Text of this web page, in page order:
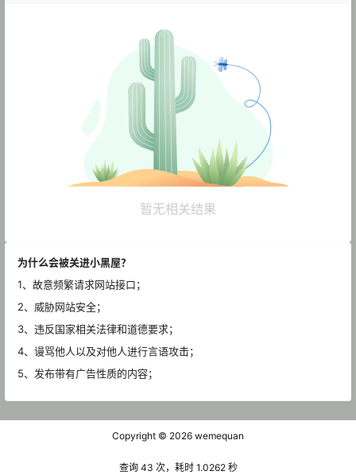
暂无相关结果
为什么会被关进小黑屋？
1、故意频繁请求网站接口；
2、威胁网站安全；
3、违反国家相关法律和道德要求；
4、谩骂他人以及对他人进行言语攻击；
5、发布带有广告性质的内容；
Copyright © 2026 wemequan
查询 43 次，耗时 1.0262 秒